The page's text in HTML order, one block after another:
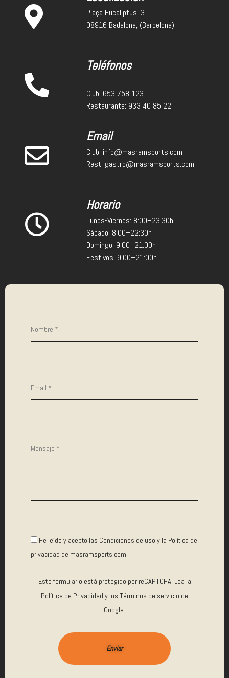
Plaça Eucaliptus, 3
08916 Badalona, (Barcelona)
Teléfonos
Club: 653 758 123
Restaurante: 933 40 85 22
Email
Club: info@masramsports.com
Rest: gastro@masramsports.com
Horario
Lunes-Viernes: 8:00–23:30h
Sábado: 8:00–22:30h
Domingo: 9:00–21:00h
Festivos: 9:00–21:00h
He leído y acepto las Condiciones de uso y la Política de
privacidad de masramsports.com
Este formulario está protegido por reCAPTCHA. Lea la
Política de Privacidad y los Términos de servicio de
Google.